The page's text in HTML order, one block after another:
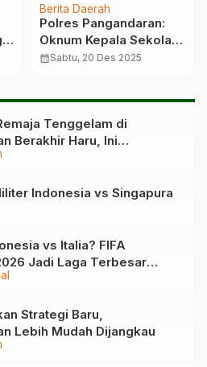
Berita Daerah
Polres Pangandaran:
Oknum Kepala Sekolah
Cekoki Korban Miras
calendar_monthSabtu, 20 Des 2025
Tenggelam di
Berakhir Haru, Ini
Indonesia vs Singapura
vs Italia? FIFA
Jadi Laga Terbesar
Strategi Baru,
Lebih Mudah Dijangkau